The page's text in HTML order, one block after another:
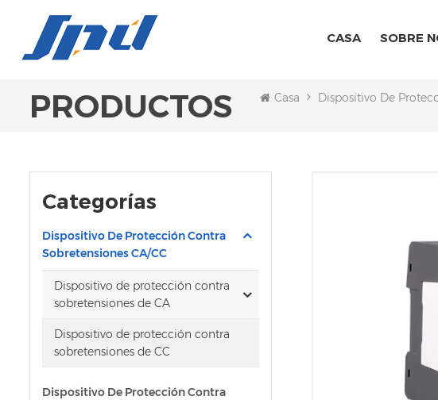
CASA SOBRE
PRODUCTOS Casa Dispositivo De
Categorías
Dispositivo De Protección Contra
Sobretensiones CA/CC
Dispositivo de protección contra
sobretensiones de CA
Dispositivo de protección contra
sobretensiones de CC
Dispositivo De Protección Contra